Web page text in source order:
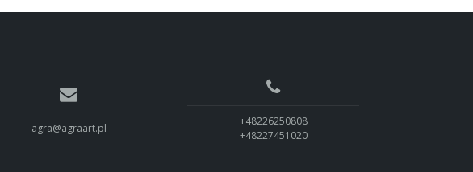
agra@agraart.pl
+48226250808
+48227451020